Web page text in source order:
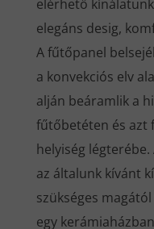
elérhető
elegáns desig,
A fűtőpanel
a konvekciós elv
alján beáramlik a
fűtőbetéten és azt
helyiség
az általunk kívánt
szükséges
egy